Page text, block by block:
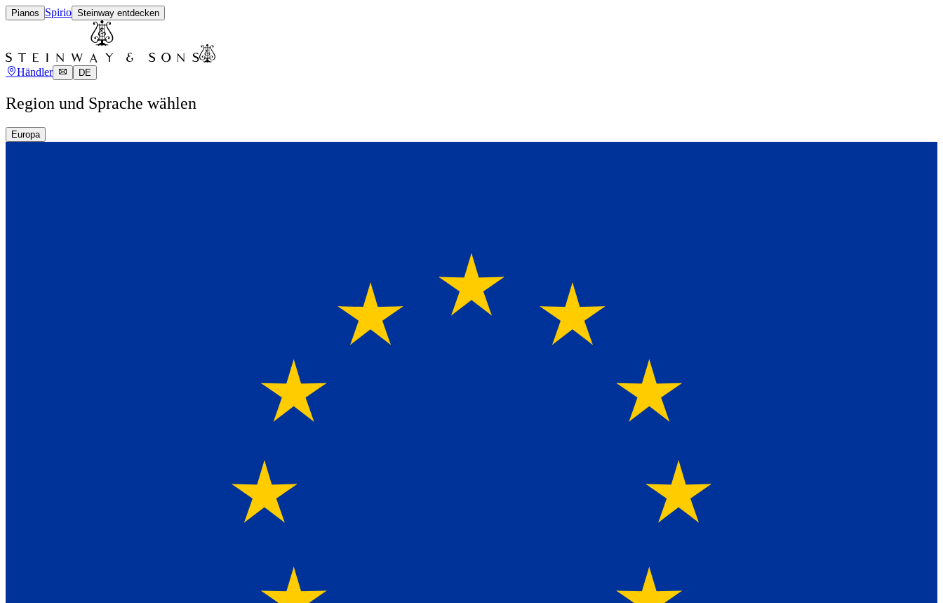
Pianos Spirio Steinway entdecken
Händler DE
Region und Sprache wählen
Europa